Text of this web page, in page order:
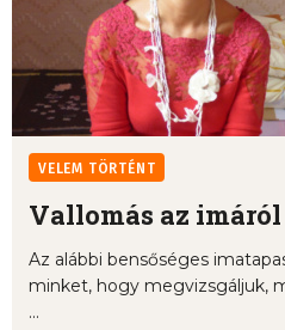
VELEM TÖRTÉNT
Vallomás az imáról
Az alábbi bensőséges
minket, hogy megvizsgáljuk,
...